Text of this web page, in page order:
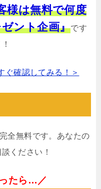
様は無料で何度
ント企画』です
ぐ確認してみる！＞
全無料です。あなたの
ください！
たら…／